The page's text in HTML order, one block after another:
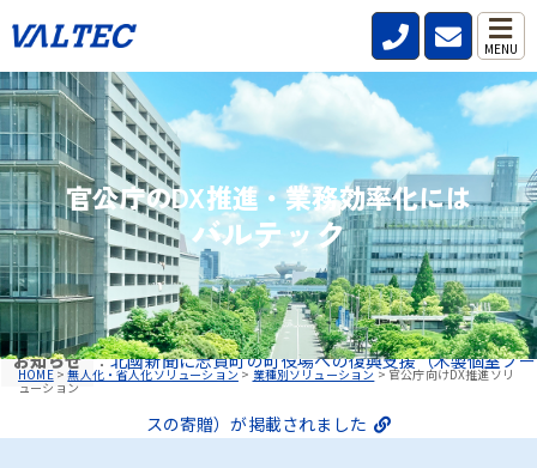
MENU
HOME>無人化・省人化ソリューション> 業種別ソリューション >官公庁向けDX推進ソリ
ューション
官公庁のDX推進・業務効率化には
バルテック
お知らせ ：北國新聞に志賀町の町役場への復興支援（木製個室ブー
スの寄贈）が掲載されました